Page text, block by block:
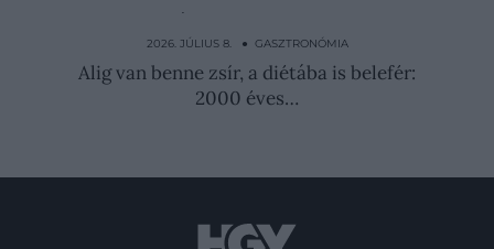
A kínai szakácsok 5 titka, amit otthon is
könnyű bevetni
2026. JÚLIUS 8. ● GASZTRONÓMIA
Alig van benne zsír, a diétába is belefér:
2000 éves…